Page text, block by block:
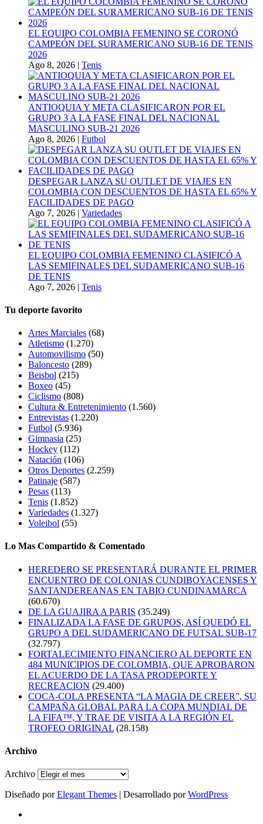
EL EQUIPO COLOMBIA FEMENINO SE CORONÓ
CAMPEÓN DEL SURAMERICANO SUB-16 DE TENIS
2026
Ago 8, 2026 | Tenis
ANTIOQUIA Y META CLASIFICARON POR EL
GRUPO 3 A LA FASE FINAL DEL NACIONAL
MASCULINO SUB-21 2026
Ago 8, 2026 | Futbol
DESPEGAR LANZA SU OUTLET DE VIAJES EN
COLOMBIA CON DESCUENTOS DE HASTA EL 65% Y
FACILIDADES DE PAGO
Ago 7, 2026 | Variedades
EL EQUIPO COLOMBIA FEMENINO CLASIFICÓ A
LAS SEMIFINALES DEL SUDAMERICANO SUB-16
DE TENIS
Ago 7, 2026 | Tenis
Tu deporte favorito
Artes Marciales (68)
Atletismo (1.270)
Automovilismo (50)
Baloncesto (289)
Beisbol (215)
Boxeo (45)
Ciclismo (808)
Cultura & Entretenimiento (1.560)
Entrevistas (1.220)
Futbol (5.936)
Gimnasia (25)
Hockey (112)
Natación (106)
Otros Deportes (2.259)
Patinaje (587)
Pesas (113)
Tenis (1.852)
Variedades (1.327)
Voleibol (55)
Lo Mas Compartido & Comentado
HEREDERO SE PRESENTARÁ DURANTE EL PRIMER
ENCUENTRO DE COLONIAS CUNDIBOYACENSES Y
SANTANDEREANAS EN TABIO CUNDINAMARCA
(60.670)
DE LA GUAJIRA A PARIS (35.249)
FINALIZADA LA FASE DE GRUPOS, ASÍ QUEDÓ EL
GRUPO A DEL SUDAMERICANO DE FUTSAL SUB-17
(32.797)
FORTALECIMIENTO FINANCIERO AL DEPORTE EN
484 MUNICIPIOS DE COLOMBIA, QUE APROBARON
EL ACUERDO DE LA TASA PRODEPORTE Y
RECREACION (29.400)
COCA-COLA PRESENTA “LA MAGIA DE CREER”, SU
CAMPAÑA GLOBAL PARA LA COPA MUNDIAL DE
LA FIFA™, Y TRAE DE VISITA A LA REGIÓN EL
TROFEO ORIGINAL (28.158)
Archivo
Archivo
Diseñado porElegant Themes | Desarrollado porWordPress